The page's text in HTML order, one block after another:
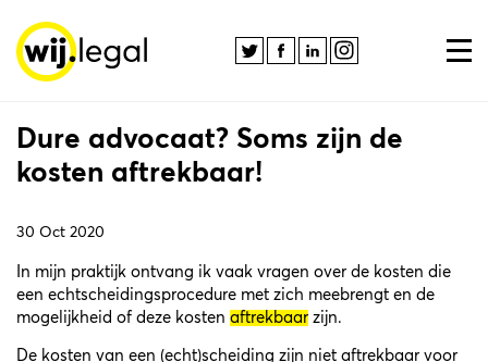
Dure advocaat? Soms zijn de
kosten aftrekbaar!
30 Oct 2020
In mijn praktijk ontvang ik vaak vragen over de kosten die
een echtscheidingsprocedure met zich meebrengt en de
mogelijkheid of deze kosten aftrekbaar zijn.
De kosten van een (echt)scheiding zijn niet aftrekbaar voor